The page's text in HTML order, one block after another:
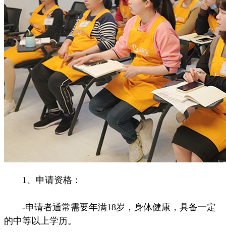
1、申请资格：
-申请者通常需要年满18岁，身体健康，具备一定
的中等以上学历。